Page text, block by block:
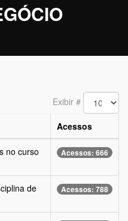
Exibir #
Acessos
no curso
Acessos: 666
de
Acessos: 788